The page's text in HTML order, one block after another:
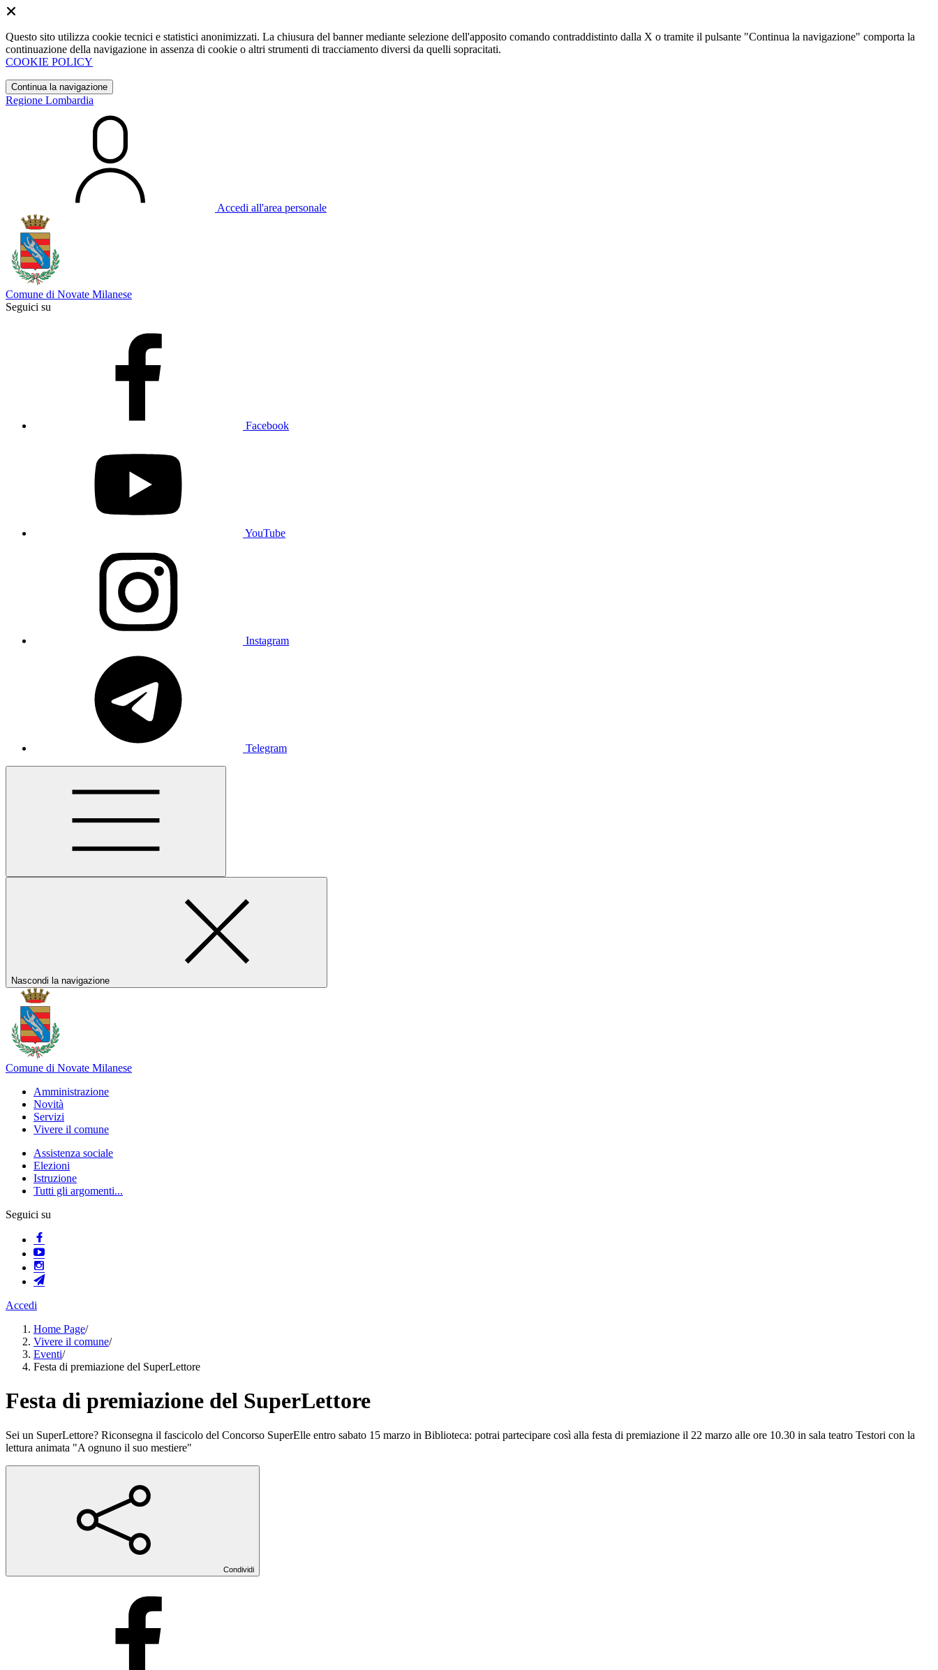
Questo sito utilizza cookie tecnici e statistici anonimizzati. La chiusura del banner mediante selezione dell'apposito comando contraddistinto dalla X o tramite il pulsante "Continua la navigazione" comporta la
continuazione della navigazione in assenza di cookie o altri strumenti di tracciamento diversi da quelli sopracitati.
COOKIE POLICY
Continua la navigazione
Regione Lombardia
Accedi all'area personale
Comune di Novate Milanese
Seguici su
Facebook
YouTube
Instagram
Telegram
Nascondi la navigazione
Comune di Novate Milanese
Amministrazione
Novità
Servizi
Vivere il comune
Assistenza sociale
Elezioni
Istruzione
Tutti gli argomenti...
Seguici su
Accedi
Home Page/
Vivere il comune/
Eventi/
Festa di premiazione del SuperLettore
Festa di premiazione del SuperLettore
Sei un SuperLettore? Riconsegna il fascicolo del Concorso SuperElle entro sabato 15 marzo in Biblioteca: potrai partecipare così alla festa di premiazione il 22 marzo alle ore 10.30 in sala teatro Testori con la
lettura animata "A ognuno il suo mestiere"
Condividi